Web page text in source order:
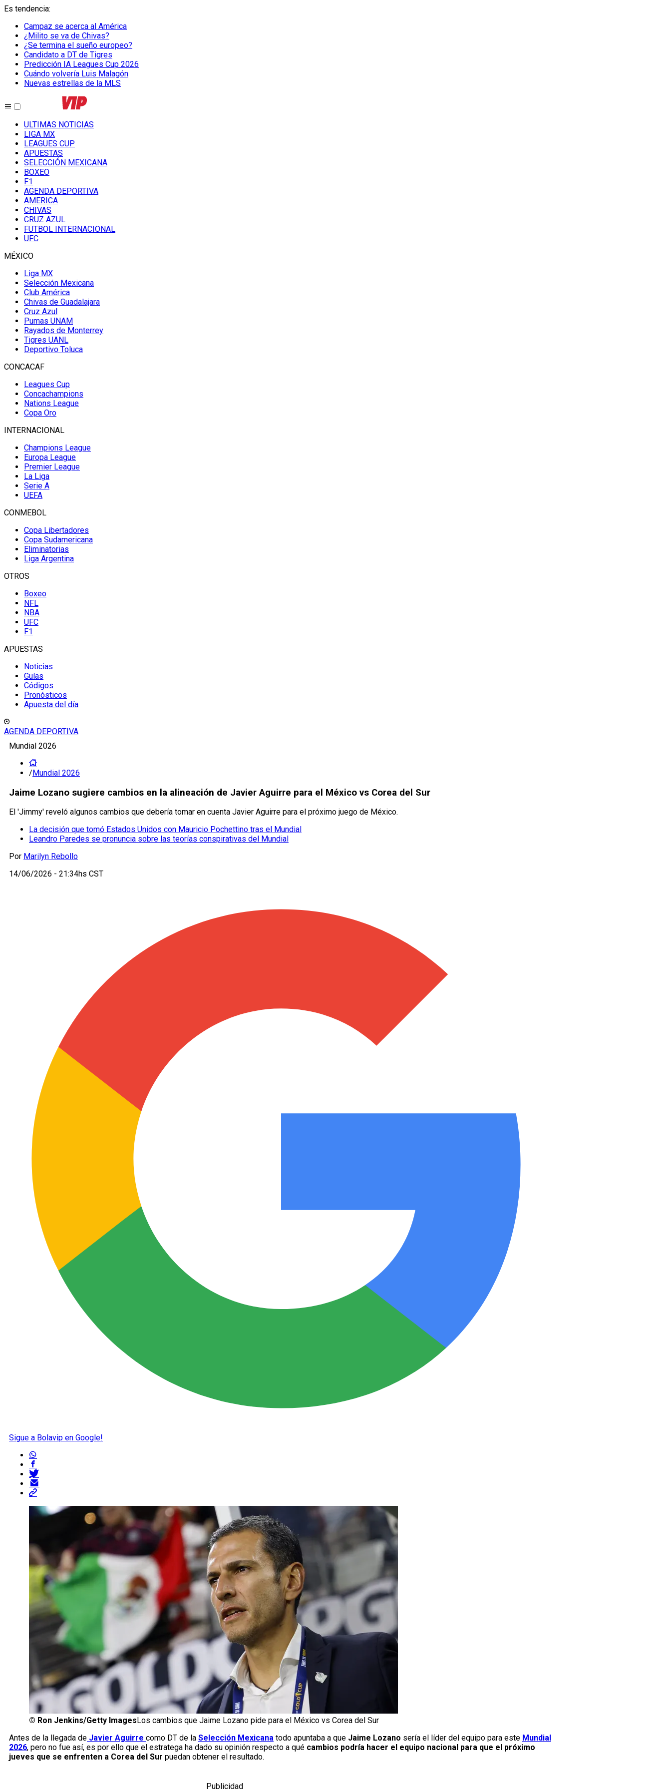
Es tendencia:
Campaz se acerca al América
¿Milito se va de Chivas?
¿Se termina el sueño europeo?
Candidato a DT de Tigres
Predicción IA Leagues Cup 2026
Cuándo volvería Luis Malagón
Nuevas estrellas de la MLS
ULTIMAS NOTICIAS
LIGA MX
LEAGUES CUP
APUESTAS
SELECCIÓN MEXICANA
BOXEO
F1
AGENDA DEPORTIVA
AMERICA
CHIVAS
CRUZ AZUL
FUTBOL INTERNACIONAL
UFC
MÉXICO
Liga MX
Selección Mexicana
Club América
Chivas de Guadalajara
Cruz Azul
Pumas UNAM
Rayados de Monterrey
Tigres UANL
Deportivo Toluca
CONCACAF
Leagues Cup
Concachampions
Nations League
Copa Oro
INTERNACIONAL
Champions League
Europa League
Premier League
La Liga
Serie A
UEFA
CONMEBOL
Copa Libertadores
Copa Sudamericana
Eliminatorias
Liga Argentina
OTROS
Boxeo
NFL
NBA
UFC
F1
APUESTAS
Noticias
Guías
Códigos
Pronósticos
Apuesta del día
AGENDA DEPORTIVA
Mundial 2026
/Mundial 2026
Jaime Lozano sugiere cambios en la alineación de Javier Aguirre para el México vs Corea del Sur
El 'Jimmy' reveló algunos cambios que debería tomar en cuenta Javier Aguirre para el próximo juego de México.
La decisión que tomó Estados Unidos con Mauricio Pochettino tras el Mundial
Leandro Paredes se pronuncia sobre las teorías conspirativas del Mundial
Por Marilyn Rebollo
14/06/2026 - 21:34hs CST
Sigue a Bolavip en Google!
© Ron Jenkins/Getty Images Los cambios que Jaime Lozano pide para el México vs Corea del Sur
Antes de la llegada de Javier Aguirre como DT de la Selección Mexicana todo apuntaba a que Jaime Lozano sería el líder del equipo para este Mundial
2026, pero no fue así, es por ello que el estratega ha dado su opinión respecto a qué cambios podría hacer el equipo nacional para que el próximo
jueves que se enfrenten a Corea del Sur puedan obtener el resultado.
Publicidad